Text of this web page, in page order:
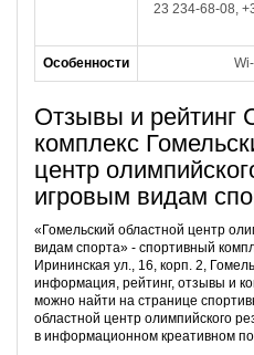
23 234-68-08,
Особенности
Отзывы и рейтинг
комплекс
центр
игровым видам
«Гомельский областной центр
видам спорта» - спортивный
Ирининская ул., 16, корп. 2,
информация, рейтинг, отзывы и
можно найти на странице
областной центр олимпийского
в информационном креативном